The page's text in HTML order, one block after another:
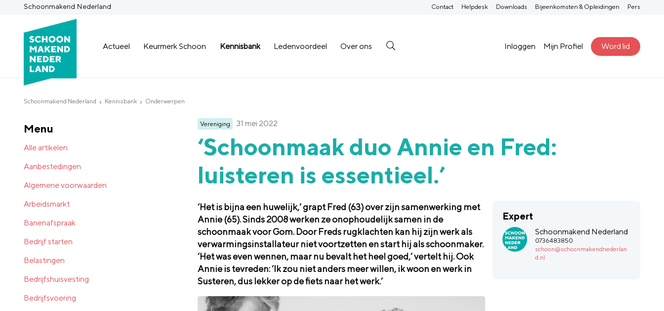
Schoonmakend Nederland
Actueel Keurmerk Schoon Kennisbank Ledenvoordeel Over ons Inloggen Mijn Profiel Word lid
Contact Helpdesk Downloads Bijeenkomsten & Opleidingen Pers
Schoonmakend Nederland Kennisbank Onderwerpen
Vereniging 31 mei 2022
‘Schoonmaak duo Annie en Fred:
luisteren is essentieel.’
‘Het is bijna een huwelijk,’ grapt Fred (63) over zijn samenwerking met
Annie (65). Sinds 2008 werken ze onophoudelijk samen in de
schoonmaak voor Gom. Door Freds rugklachten kan hij zijn werk als
verwarmingsinstallateur niet voortzetten en start hij als schoonmaker.
‘Het was even wennen, maar nu bevalt het heel goed,’ vertelt hij. Ook
Annie is tevreden: ‘Ik zou niet anders meer willen, ik woon en werk in
Susteren, dus lekker op de fiets naar het werk.’
Expert
Schoonmakend Nederland
0736483850
schoon@schoonmakendnederlan
d.nl
Menu
Alle artikelen
Aanbestedingen
Algemene voorwaarden
Arbeidsmarkt
Banenafspraak
Bedrijf starten
Belastingen
Bedrijfshuisvesting
Bedrijfsvoering